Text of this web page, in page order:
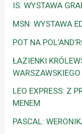
IS: WYSTAWA
MSN: WYSTAWA
POT NA
ŁAZIENKI
LEO EXPRESS: Z
MENEM
PASCAL: